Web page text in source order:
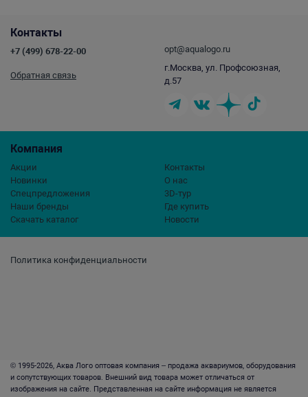
Политика конфиденциальности
Компания
Акции
Новинки
Спецпредложения
Наши бренды
Скачать каталог
Контакты
О нас
3D-тур
Где купить
Новости
Контакты
+7 (499) 678-22-00
Обратная связь
opt@aqualogo.ru
г.Москва, ул. Профсоюзная,
д.57
© 1995-2026, Аква Лого оптовая компания – продажа аквариумов, оборудования
и сопутствующих товаров. Внешний вид товара может отличаться от
изображения на сайте. Представленная на сайте информация не является